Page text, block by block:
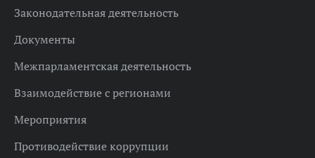
Законодательная деятельность
Документы
Межпарламентская деятельность
Взаимодействие с регионами
Мероприятия
Противодействие коррупции